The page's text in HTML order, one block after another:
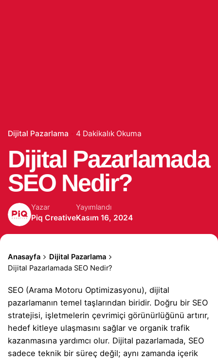
Dijital Pazarlama 4 Dakikalık Okuma
Dijital Pazarlamada
SEO Nedir?
Yazar
Piq Creative
Yayımlandı
Kasım 16, 2024
Anasayfa
Dijital Pazarlama
Dijital Pazarlamada SEO Nedir?
SEO (Arama Motoru Optimizasyonu), dijital
pazarlamanın temel taşlarından biridir. Doğru bir SEO
stratejisi, işletmelerin çevrimiçi görünürlüğünü artırır,
hedef kitleye ulaşmasını sağlar ve organik trafik
kazanmasına yardımcı olur. Dijital pazarlamada, SEO
sadece teknik bir süreç değil; aynı zamanda içerik